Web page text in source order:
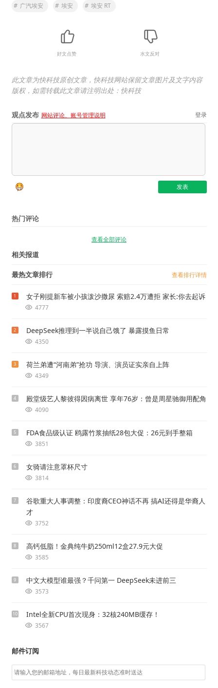
# 广汽埃安 # 埃安 # 埃安 RT
好文点赞 水文反对
此文章为快科技原创文章，快科技网站保留文章图片及文字内容
版权，如需转载此文章请注明出处：快科技
观点发布 网站评论、账号管理说明 登录
热门评论
查看全部评论
相关报道
最热文章排行 查看排行详情
1 女子刚提新车被小孩泼沙撒尿 索赔2.4万遭拒 家长:你去起诉
4777
2 DeepSeek推理到一半说自己饿了 暴露摸鱼日常
4350
3 荷兰弟遭“河南弟”抢功 导演、演员证实亲自上阵
4349
4 殿堂级艺人黎彼得因病离世 享年76岁：曾是周星驰御用配角
4090
5 FDA食品级认证 鸥露竹浆抽纸28包大促：26元到手整箱
3851
6 女骑请注意罩杯尺寸
3814
7
谷歌重大人事调整：印度裔CEO神话不再 搞AI还得是华裔人
才
3752
8 高钙低脂！金典纯牛奶250ml12盒27.9元大促
3585
9 中文大模型谁最强？千问第一 DeepSeek未进前三
3573
10 Intel全新CPU首次现身：32核240MB缓存！
3567
邮件订阅